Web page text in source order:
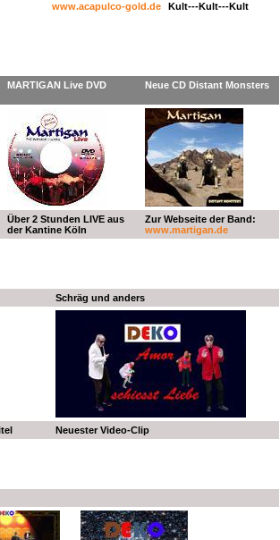
www.acapulco-gold.de Kult---Kult---Kult
MARTIGAN Live DVD Neue CD Distant Monsters
Über 2 Stunden LIVE aus
der Kantine Köln
Zur Webseite der Band:
www.martigan.de
Schräg und anders
Neuester Video-Clip